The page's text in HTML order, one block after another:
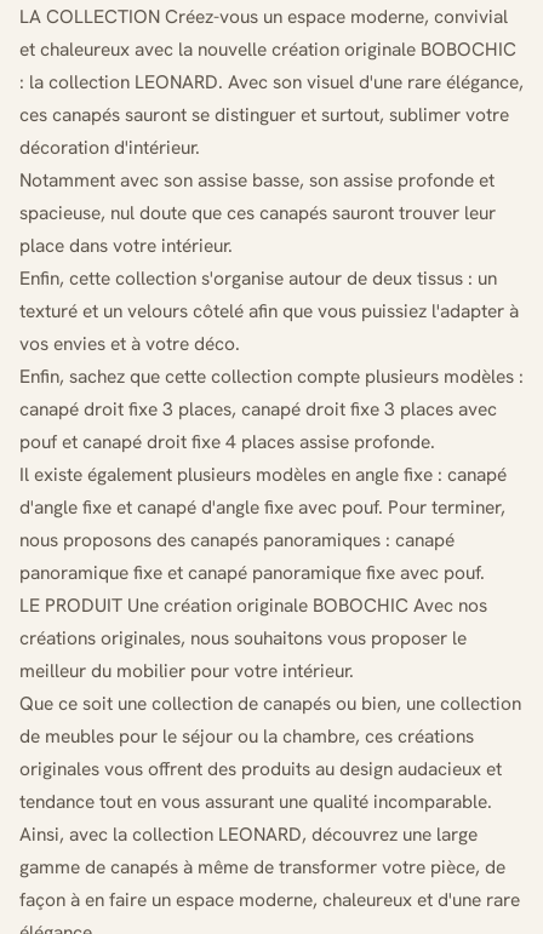
LA COLLECTION Créez-vous un espace moderne, convivial
et chaleureux avec la nouvelle création originale BOBOCHIC
: la collection LEONARD. Avec son visuel d'une rare élégance,
ces canapés sauront se distinguer et surtout, sublimer votre
décoration d'intérieur.
Notamment avec son assise basse, son assise profonde et
spacieuse, nul doute que ces canapés sauront trouver leur
place dans votre intérieur.
Enfin, cette collection s'organise autour de deux tissus : un
texturé et un velours côtelé afin que vous puissiez l'adapter à
vos envies et à votre déco.
Enfin, sachez que cette collection compte plusieurs modèles :
canapé droit fixe 3 places, canapé droit fixe 3 places avec
pouf et canapé droit fixe 4 places assise profonde.
Il existe également plusieurs modèles en angle fixe : canapé
d'angle fixe et canapé d'angle fixe avec pouf. Pour terminer,
nous proposons des canapés panoramiques : canapé
panoramique fixe et canapé panoramique fixe avec pouf.
LE PRODUIT Une création originale BOBOCHIC Avec nos
créations originales, nous souhaitons vous proposer le
meilleur du mobilier pour votre intérieur.
Que ce soit une collection de canapés ou bien, une collection
de meubles pour le séjour ou la chambre, ces créations
originales vous offrent des produits au design audacieux et
tendance tout en vous assurant une qualité incomparable.
Ainsi, avec la collection LEONARD, découvrez une large
gamme de canapés à même de transformer votre pièce, de
façon à en faire un espace moderne, chaleureux et d'une rare